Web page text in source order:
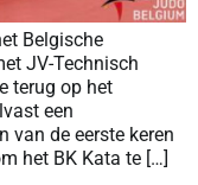
Belgische
JV-Technisch
terug op het
een
van de eerste keren
het BK Kata te […]